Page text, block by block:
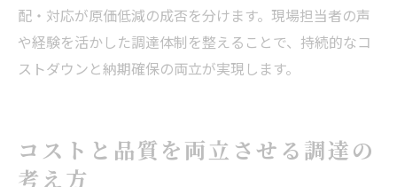
配・対応が原価低減の成否を分けます。現場担当者の声
や経験を活かした調達体制を整えることで、持続的なコ
ストダウンと納期確保の両立が実現します。
コストと品質を両立させる調達の
考え方